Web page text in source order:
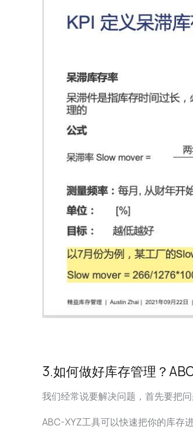
3.如何做好库存管理？
我们经常说要解决问题，首先要把
ABC-XYZ工具可以快速把你的库存